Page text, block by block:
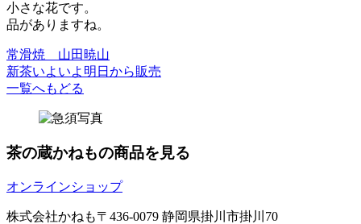
小さな花です。
品がありますね。
常滑焼 山田暁山
新茶いよいよ明日から販売
一覧へもどる
茶の蔵かねもの商品を見る
オンラインショップ
株式会社かねも〒436-0079 静岡県掛川市掛川70